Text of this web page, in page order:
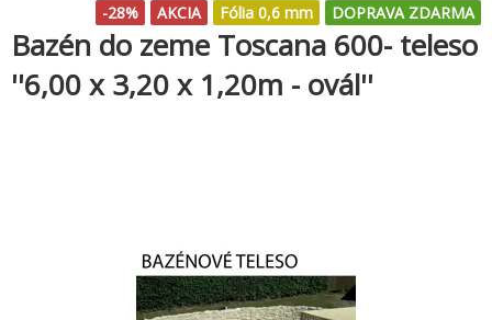
DOPRAVA ZDARMA
Fólia 0,6 mm
AKCIA
-28%
Bazén do zeme Toscana 600- teleso
''6,00 x 3,20 x 1,20m - ovál''